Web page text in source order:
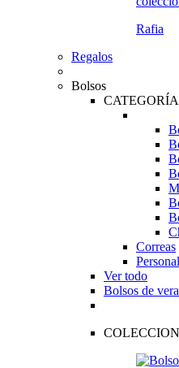
Rafia
Regalos
Bolsos
Correas
Ver todo
Bolsos de